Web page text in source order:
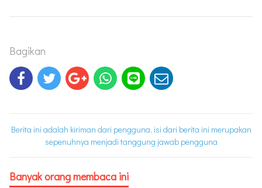
Bagikan
Berita ini adalah kiriman dari pengguna, isi dari berita ini merupakan
sepenuhnya menjadi tanggung jawab pengguna
Banyak orang membaca ini